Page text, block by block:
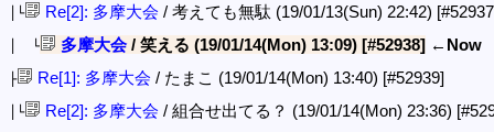
│└ Re[2]: 多摩大会 / 考えても無駄 (19/01/13(Sun) 22:42)
│ └ 多摩大会/ 笑える (19/01/14(Mon) 13:09) [#52938] ←Now
├ Re[1]: 多摩大会 / たまこ (19/01/14(Mon) 13:40) [#52939]
│└ Re[2]: 多摩大会 / 組合せ出てる？ (19/01/14(Mon) 23:36)